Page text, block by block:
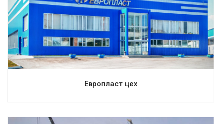
Смотреть проект
Европласт цех